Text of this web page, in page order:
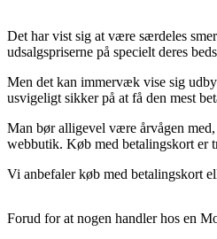
Det har vist sig at være særdeles
udsalgspriserne på specielt deres
Men det kan immervæk vise sig
usvigeligt sikker på at få den mest
Man bør alligevel være årvågen
webbutik. Køb med betalingskort er
Vi anbefaler køb med betalingskort
Forud for at nogen handler hos en